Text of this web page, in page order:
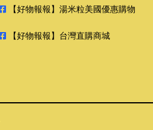
【好物報報】湯米粒美國優惠購物
【好物報報】台灣直購商城